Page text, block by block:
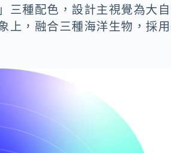
三種配色，設計主視覺為大
上，融合三種海洋生物，採